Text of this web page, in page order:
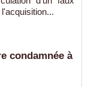
condamnée à